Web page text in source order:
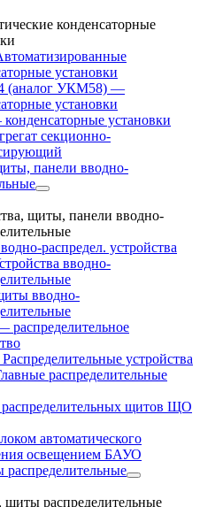
конденсаторные
установки
(аналог УКМ58) —
установки
установки
секционно-
панели вводно-
щиты, панели вводно-
распредел. устройства
вводно-
вводно-
распределительное
устройства
распределительные
щитов ЩО
автоматического
освещением БАУО
распределительные